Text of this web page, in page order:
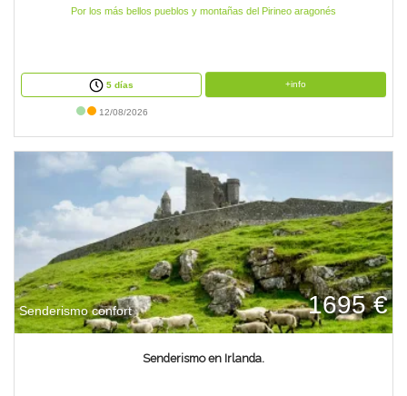
Por los más bellos pueblos y montañas del Pirineo aragonés
5 días +info
12/08/2026
Senderismo confort 1695 €
Senderismo en Irlanda.